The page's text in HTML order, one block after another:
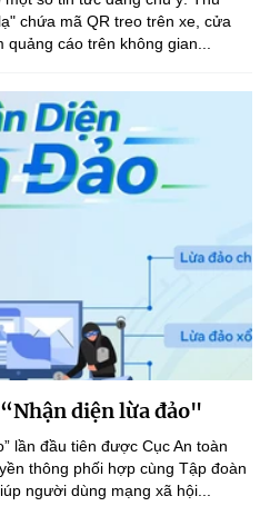
chứa mã QR treo trên xe, cửa
cáo trên không gian...
diện lừa đảo"
lần đầu tiên được Cục An toàn
thông phối hợp cùng Tập đoàn
người dùng mạng xã hội...